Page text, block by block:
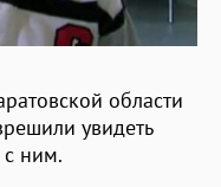
области
увидеть
ним.